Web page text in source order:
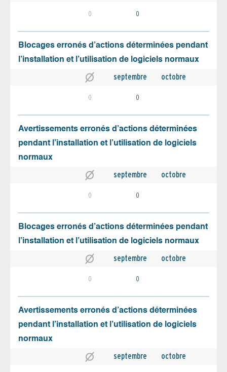
0 0
Blocages erronés d’actions déterminées pendant
l’installation et l’utilisation de logiciels normaux
septembre octobre
0 0
Avertissements erronés d’actions déterminées
pendant l’installation et l’utilisation de logiciels
normaux
septembre octobre
0 0
Blocages erronés d’actions déterminées pendant
l’installation et l’utilisation de logiciels normaux
septembre octobre
0 0
Avertissements erronés d’actions déterminées
pendant l’installation et l’utilisation de logiciels
normaux
septembre octobre